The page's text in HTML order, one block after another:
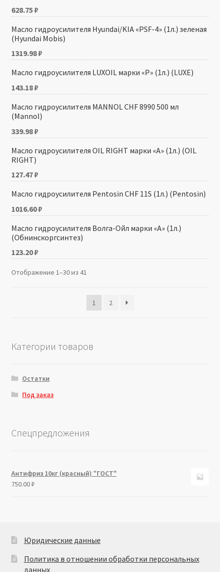
628.75₽
Масло гидроусилителя Hyundai/KIA «PSF-4» (1л.) зеленая
(Hyundai Mobis)
1319.98₽
Масло гидроусилителя LUXOIL марки «Р» (1л.) (LUXE)
143.18₽
Масло гидроусилителя MANNOL CHF 8990 500 мл
(Mannol)
339.98₽
Масло гидроусилителя OIL RIGHT марки «А» (1л.) (OIL
RIGHT)
127.47₽
Масло гидроусилителя Pentosin CHF 11S (1л.) (Pentosin)
1016.60₽
Масло гидроусилителя Волга-Ойл марки «А» (1л.)
(Обнинскоргсинтез)
123.20₽
Отображение 1–30 из 41
1 2
Категории товаров
Остатки
Под заказ
Спецпредложения
Антифриз 10кг (красный) "ГОСТ"
750.00₽
Юридические данные
Политика в отношении обработки персональных
данных